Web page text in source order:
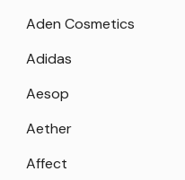
Aden Cosmetics
Adidas
Aesop
Aether
Affect